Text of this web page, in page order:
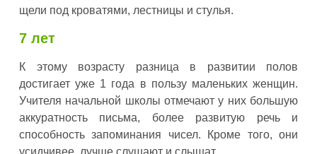
щели под кроватями, лестницы и стулья.
7 лет
К этому возрасту разница в развитии полов
достигает уже 1 года в пользу маленьких женщин.
Учителя начальной школы отмечают у них большую
аккуратность письма, более развитую речь и
способность запоминания чисел. Кроме того, они
усидчивее, лучше слушают и слышат.